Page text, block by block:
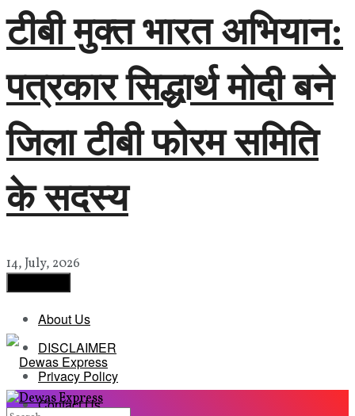
टीबी मुक्त भारत अभियान:
पत्रकार सिद्धार्थ मोदी बने
जिला टीबी फोरम समिति
के सदस्य
14, July, 2026
About Us
DISCLAIMER
Privacy Policy
Contact Us